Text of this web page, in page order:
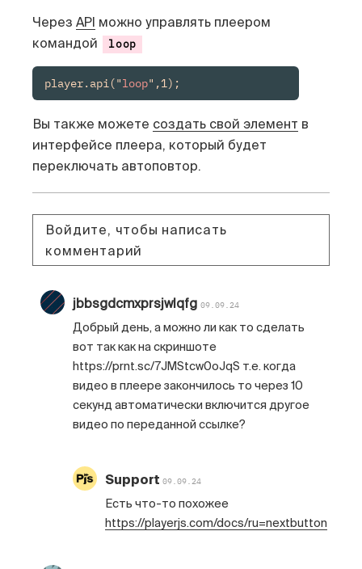
ЧерезAPI можно управлять плеером
командой
loop
player.api("loop",1);
Вы также можете создать свой элемент в
интерфейсе плеера, который будет
переключать автоповтор.
Войдите, чтобы написать
комментарий
jbbsgdcmxprsjwlqfg09.09.24
Добрый день, а можно ли как то сделать
вот так как на скриншоте
https://prnt.sc/7JMStcw0oJqS т.е. когда
видео в плеере закончилось то через 10
секунд автоматически включится другое
видео по переданной ссылке?
Support09.09.24
Есть что-то похожее
https://playerjs.com/docs/ru=nextbutton